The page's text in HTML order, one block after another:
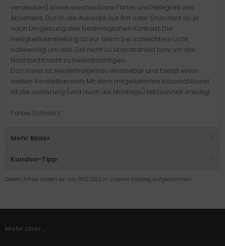
verdecken) sowie wechselbare Farbe und Helligkeit des
Absehens. Durch die Auswahl aus Rot oder Grün hast du je
nach Umgebung den bestmöglichen Kontrast. Die
Helligkeitseinstellung ist vor allem bei schlechtem Licht
notwendig, um das Ziel nicht zu überstrahlen bzw. um die
Nachtsicht nicht zu beeinträchtigen.
Das Visier ist wiederholgenau einstellbar und bietet einen
weiten Verstellbereich. Mit dem mitgelieferten Inbusschlüssel
ist die Justierung (und auch die Montage) blitzschnell erledigt.
Farbe: Schwarz
Mehr Bilder
Kunden-Tipp
Diesen Artikel haben wir am 18.02.2022 in unseren Katalog aufgenommen.
Mehr über...